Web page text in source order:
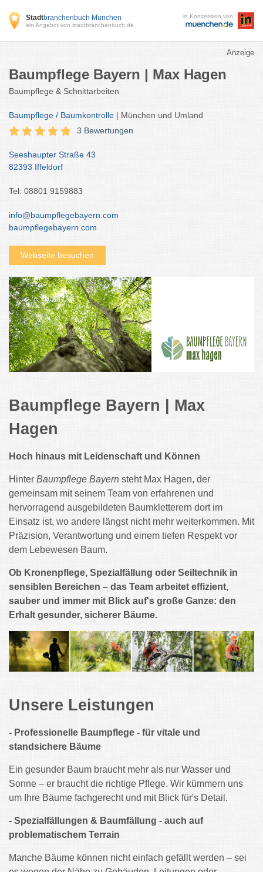
Stadtbranchenbuch München
ein Angebot von stadtbranchenbuch.de
in Konzession von
Anzeige
Baumpflege Bayern | Max Hagen
Baumpflege & Schnittarbeiten
Baumpflege / Baumkontrolle | München und Umland
3 Bewertungen
Seeshaupter Straße 43
82393 Iffeldorf
Tel: 08801 9159883
info@baumpflegebayern.com
baumpflegebayern.com
Webseite besuchen
Baumpflege Bayern | Max
Hagen
Hoch hinaus mit Leidenschaft und Können
Hinter Baumpflege Bayern steht Max Hagen, der
gemeinsam mit seinem Team von erfahrenen und
hervorragend ausgebildeten Baumkletterern dort im
Einsatz ist, wo andere längst nicht mehr weiterkommen. Mit
Präzision, Verantwortung und einem tiefen Respekt vor
dem Lebewesen Baum.
Ob Kronenpflege, Spezialfällung oder Seiltechnik in
sensiblen Bereichen – das Team arbeitet effizient,
sauber und immer mit Blick auf's große Ganze: den
Erhalt gesunder, sicherer Bäume.
Unsere Leistungen
- Professionelle Baumpflege - für vitale und
standsichere Bäume
Ein gesunder Baum braucht mehr als nur Wasser und
Sonne – er braucht die richtige Pflege. Wir kümmern uns
um Ihre Bäume fachgerecht und mit Blick für's Detail.
- Spezialfällungen & Baumfällung - auch auf
problematischem Terrain
Manche Bäume können nicht einfach gefällt werden – sei